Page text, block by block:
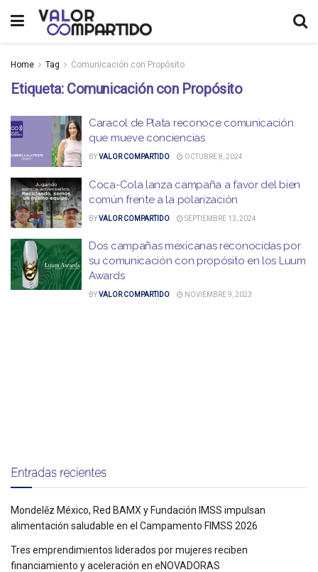
Home Tag Comunicación con Propósito
Etiqueta: Comunicación con Propósito
Caracol de Plata reconoce comunicación
que mueve conciencias
BYVALOR COMPARTIDO OCTUBRE 8, 2024
Coca-Cola lanza campaña a favor del bien
común frente a la polarización
BYVALOR COMPARTIDO SEPTIEMBRE 13, 2024
Dos campañas mexicanas reconocidas por
su comunicación con propósito en los Luum
Awards
BYVALOR COMPARTIDO NOVIEMBRE 9, 2023
Entradas recientes
Mondelēz México, Red BAMX y Fundación IMSS impulsan
alimentación saludable en el Campamento FIMSS 2026
Tres emprendimientos liderados por mujeres reciben
financiamiento y aceleración en eNOVADORAS